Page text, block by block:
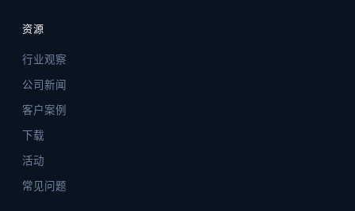
资源
行业观察
公司新闻
客户案例
下载
活动
常见问题